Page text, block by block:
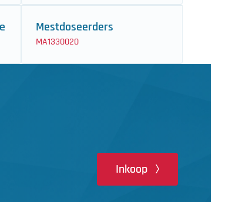
Mestdoseerders
MA1330020
Inkoop